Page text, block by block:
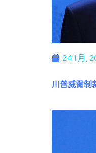
24 1 月,
川普威脅